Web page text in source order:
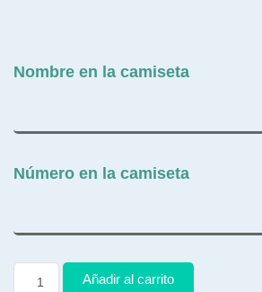
Nombre en la camiseta
Número en la camiseta
Añadir al carrito